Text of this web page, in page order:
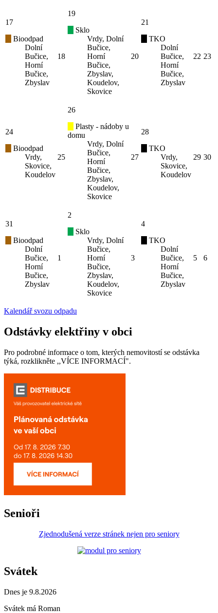
17
Bioodpad
Dolní
Bučice,
Horní
Bučice,
Zbyslav
18
19
Sklo
Vrdy, Dolní
Bučice,
Horní
Bučice,
Zbyslav,
Koudelov,
Skovice
20
21
TKO
Dolní
Bučice,
Horní
Bučice,
Zbyslav
22 23
24
Bioodpad
Vrdy,
Skovice,
Koudelov
25
26
Plasty - nádoby u
domu
Vrdy, Dolní
Bučice,
Horní
Bučice,
Zbyslav,
Koudelov,
Skovice
27
28
TKO
Vrdy,
Skovice,
Koudelov
29 30
31
Bioodpad
Dolní
Bučice,
Horní
Bučice,
Zbyslav
1
2
Sklo
Vrdy, Dolní
Bučice,
Horní
Bučice,
Zbyslav,
Koudelov,
Skovice
3
4
TKO
Dolní
Bučice,
Horní
Bučice,
Zbyslav
5 6
Kalendář svozu odpadu
Odstávky elektřiny v obci
Pro podrobné informace o tom, kterých nemovitostí se odstávka
týká, rozklikněte ,,VÍCE INFORMACÍ".
Senioři
Zjednodušená verze stránek nejen pro seniory
Svátek
Dnes je 9.8.2026
Svátek má Roman